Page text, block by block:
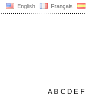
English Français
AB C D E F